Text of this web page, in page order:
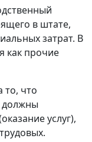
в штате,
затрат. В
как прочие
что
должны
услуг),